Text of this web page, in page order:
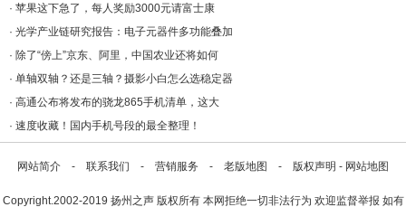
· 苹果这下急了，每人奖励3000元请富士康
· 光学产业链研究报告：电子元器件多功能叠加
· 除了“傍上”京东、阿里，中国农业还将如何
· 单轴双轴？还是三轴？摄影小白怎么选稳定器
· 高通公布将发布的骁龙865手机清单，这大
· 速度收藏！国内手机号段的最全整理！
网站简介 - 联系我们 - 营销服务 - 老版地图 - 版权声明 - 网站地图
Copyright.2002-2019 扬州之声版权所有 本网拒绝一切非法行为 欢迎监督举报 如有